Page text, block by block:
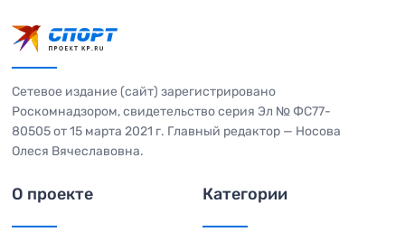
Сетевое издание (сайт) зарегистрировано
Роскомнадзором, свидетельство серия Эл № ФС77-
80505 от 15 марта 2021 г. Главный редактор — Носова
Олеся Вячеславовна.
О проекте Категории